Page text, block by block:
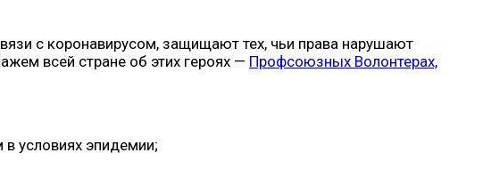
с коронавирусом, защищают тех, чьи права нарушают
всей стране об этих героях — Профсоюзных Волонтерах,
условиях эпидемии;